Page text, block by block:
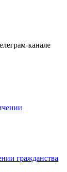
канале
гражданства